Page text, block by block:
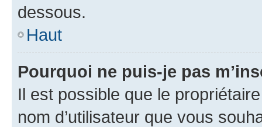
dessous.
Haut
Pourquoi ne puis-je pas
Il est possible que le
nom d’utilisateur que vous